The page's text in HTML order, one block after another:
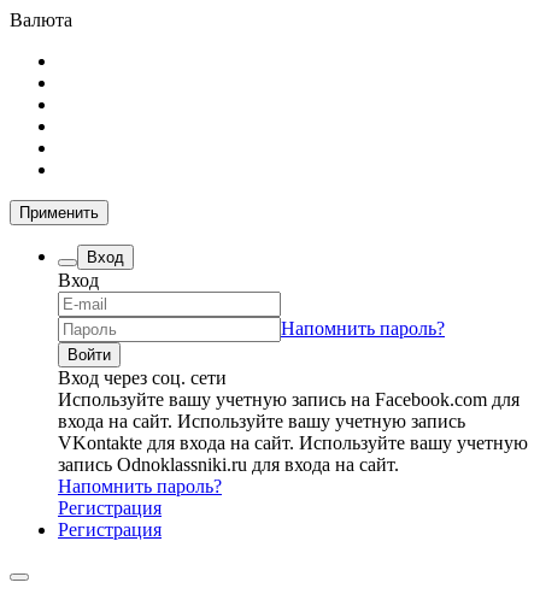
Валюта
Применить
Вход
Вход
Напомнить пароль?
Вход через соц. сети
Используйте вашу учетную запись на Facebook.com для
входа на сайт. Используйте вашу учетную запись
VKontakte для входа на сайт. Используйте вашу учетную
запись Odnoklassniki.ru для входа на сайт.
Напомнить пароль?
Регистрация
Регистрация